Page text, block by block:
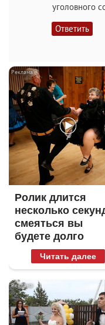
уголовного
Ответить
Ролик длится
несколько
смеяться вы
будете долго
Читать далее